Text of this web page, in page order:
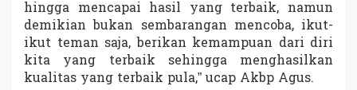
hingga mencapai hasil yang terbaik, namun
demikian bukan sembarangan mencoba, ikut-
ikut teman saja, berikan kemampuan dari diri
kita yang terbaik sehingga menghasilkan
kualitas yang terbaik pula,” ucap Akbp Agus.